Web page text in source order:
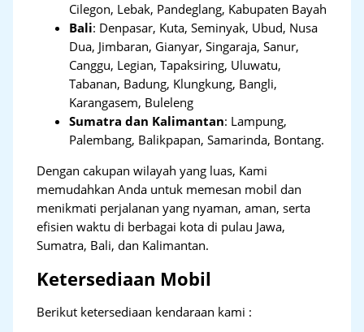
Cilegon, Lebak, Pandeglang, Kabupaten Bayah
Bali: Denpasar, Kuta, Seminyak, Ubud, Nusa
Dua, Jimbaran, Gianyar, Singaraja, Sanur,
Canggu, Legian, Tapaksiring, Uluwatu,
Tabanan, Badung, Klungkung, Bangli,
Karangasem, Buleleng
Sumatra dan Kalimantan: Lampung,
Palembang, Balikpapan, Samarinda, Bontang.
Dengan cakupan wilayah yang luas, Kami
memudahkan Anda untuk memesan mobil dan
menikmati perjalanan yang nyaman, aman, serta
efisien waktu di berbagai kota di pulau Jawa,
Sumatra, Bali, dan Kalimantan.
Ketersediaan Mobil
Berikut ketersediaan kendaraan kami :